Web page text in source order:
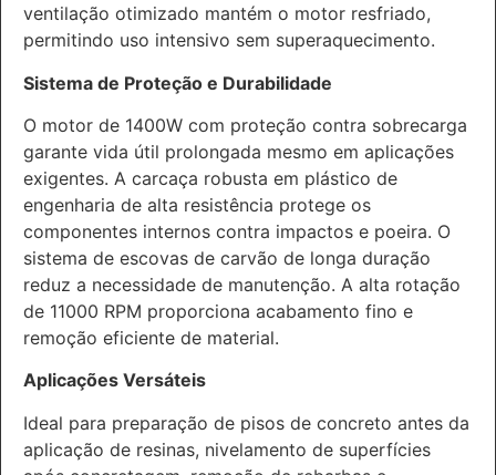
ventilação otimizado mantém o motor resfriado,
permitindo uso intensivo sem superaquecimento.
Sistema de Proteção e Durabilidade
O motor de 1400W com proteção contra sobrecarga
garante vida útil prolongada mesmo em aplicações
exigentes. A carcaça robusta em plástico de
engenharia de alta resistência protege os
componentes internos contra impactos e poeira. O
sistema de escovas de carvão de longa duração
reduz a necessidade de manutenção. A alta rotação
de 11000 RPM proporciona acabamento fino e
remoção eficiente de material.
Aplicações Versáteis
Ideal para preparação de pisos de concreto antes da
aplicação de resinas, nivelamento de superfícies